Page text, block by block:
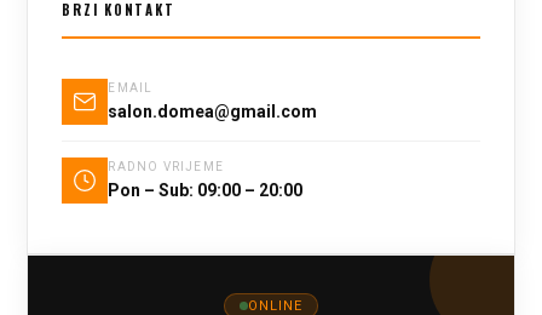
BRZI KONTAKT
EMAIL
salon.domea@gmail.com
RADNO VRIJEME
Pon – Sub: 09:00 – 20:00
ONLINE